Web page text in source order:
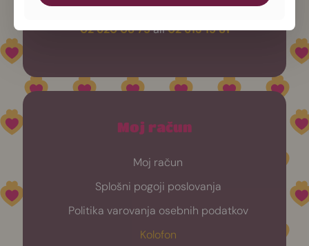
02 620 08 75ali02 613 15 81
Moj račun
Moj račun
Splošni pogoji poslovanja
Politika varovanja osebnih podatkov
Kolofon